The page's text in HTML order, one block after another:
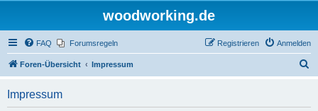
woodworking.de
FAQ Forumsregeln Anmelden
Registrieren
Foren-Übersicht Impressum
Impressum